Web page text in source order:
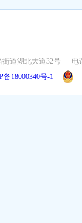
道湖北大道32号
电
备18000340号-1